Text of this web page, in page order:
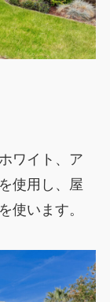
ワイト、ア
使用し、屋
使います。